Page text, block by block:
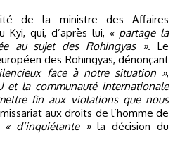
de la ministre des Affaires
Kyi, qui, d’après lui, « partage la
au sujet des Rohingyas ». Le
des Rohingyas, dénonçant
face à notre situation »,
et la communauté internationale
fin aux violations que nous
aux droits de l’homme de
« d’inquiétante »la décision du